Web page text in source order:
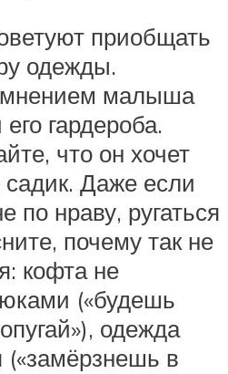
приобщать
одежды.
мнением малыша
гардероба.
что он хочет
садик. Даже если
по нраву, ругаться
почему так не
кофта не
(«будешь
одежда
(«замёрзнешь в